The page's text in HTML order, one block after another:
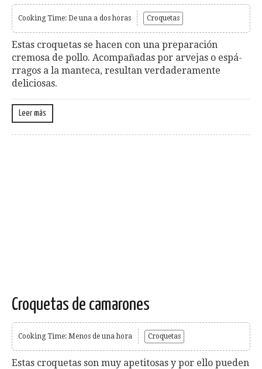
Cooking Time: De una a dos horas Croquetas
Estas croquetas se hacen con una preparación
cremosa de pollo. Acompañadas por arvejas o espá­
rragos a la manteca, resultan ver­daderamente
deliciosas.
Leer más
Croquetas de camarones
Cooking Time: Menos de una hora Croquetas
Estas croquetas son muy apetitosas y por ello pueden